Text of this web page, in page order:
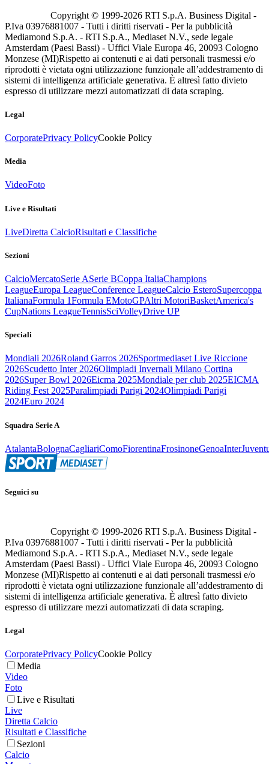
Copyright © 1999-2026 RTI S.p.A. Business Digital -
P.Iva 03976881007 - Tutti i diritti riservati - Per la pubblicità
Mediamond S.p.A. - RTI S.p.A., Mediaset N.V., sede legale
Amsterdam (Paesi Bassi) - Uffici Viale Europa 46, 20093 Cologno
Monzese (MI)Rispetto ai contenuti e ai dati personali trasmessi e/o
riprodotti è vietata ogni utilizzazione funzionale all’addestramento di
sistemi di intelligenza artificiale generativa. È altresì fatto divieto
espresso di utilizzare mezzi automatizzati di data scraping.
Legal
CorporatePrivacy PolicyCookie Policy
Media
VideoFoto
Live e Risultati
LiveDiretta CalcioRisultati e Classifiche
Sezioni
CalcioMercatoSerie ASerie BCoppa ItaliaChampions
LeagueEuropa LeagueConference LeagueCalcio EsteroSupercoppa
ItalianaFormula 1Formula EMotoGPAltri MotoriBasketAmerica's
CupNations LeagueTennisSciVolleyDrive UP
Speciali
Mondiali 2026Roland Garros 2026Sportmediaset Live Riccione
2026Scudetto Inter 2026Olimpiadi Invernali Milano Cortina
2026Super Bowl 2026Eicma 2025Mondiale per club 2025EICMA
Riding Fest 2025Paralimpiadi Parigi 2024Olimpiadi Parigi
2024Euro 2024
Squadra Serie A
AtalantaBolognaCagliariComoFiorentinaFrosinoneGenoaInter
Seguici su
Copyright © 1999-2026 RTI S.p.A. Business Digital -
P.Iva 03976881007 - Tutti i diritti riservati - Per la pubblicità
Mediamond S.p.A. - RTI S.p.A., Mediaset N.V., sede legale
Amsterdam (Paesi Bassi) - Uffici Viale Europa 46, 20093 Cologno
Monzese (MI)Rispetto ai contenuti e ai dati personali trasmessi e/o
riprodotti è vietata ogni utilizzazione funzionale all’addestramento di
sistemi di intelligenza artificiale generativa. È altresì fatto divieto
espresso di utilizzare mezzi automatizzati di data scraping.
Legal
CorporatePrivacy PolicyCookie Policy
Media
Video
Foto
Live e Risultati
Live
Diretta Calcio
Risultati e Classifiche
Sezioni
Calcio